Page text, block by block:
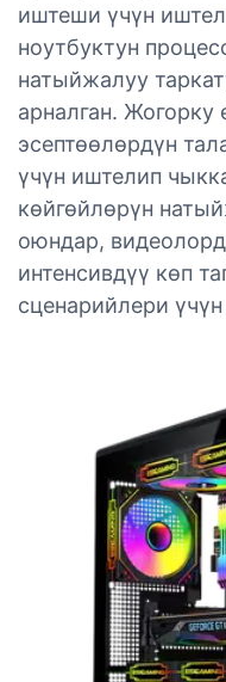
иштеши үчүн
ноутбуктун
натыйжалуу
арналган. Жогорку
эсептөөлөрдүн
үчүн иштелип
көйгөйлөрүн
оюндар,
интенсивдүү көп
сценарийлери